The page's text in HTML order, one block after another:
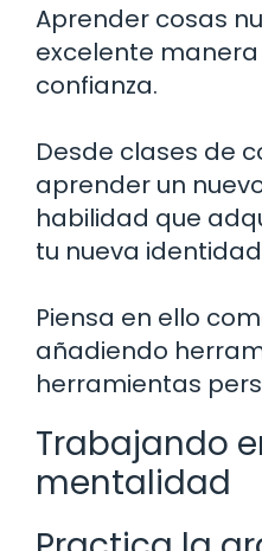
Aprender cosas
excelente
confianza.
Desde clases de
aprender un
habilidad que
tu nueva
Piensa en ello
añadiendo
herramientas
Trabajando
mentalidad